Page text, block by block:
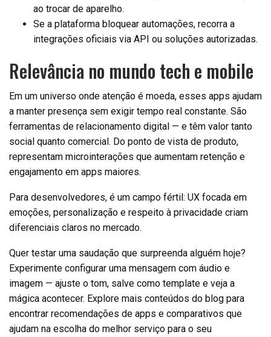
ao trocar de aparelho.
Se a plataforma bloquear automações, recorra a
integrações oficiais via API ou soluções autorizadas.
Relevância no mundo tech e mobile
Em um universo onde atenção é moeda, esses apps ajudam
a manter presença sem exigir tempo real constante. São
ferramentas de relacionamento digital — e têm valor tanto
social quanto comercial. Do ponto de vista de produto,
representam microinterações que aumentam retenção e
engajamento em apps maiores.
Para desenvolvedores, é um campo fértil: UX focada em
emoções, personalização e respeito à privacidade criam
diferenciais claros no mercado.
Quer testar uma saudação que surpreenda alguém hoje?
Experimente configurar uma mensagem com áudio e
imagem — ajuste o tom, salve como template e veja a
mágica acontecer. Explore mais conteúdos do blog para
encontrar recomendações de apps e comparativos que
ajudam na escolha do melhor serviço para o seu